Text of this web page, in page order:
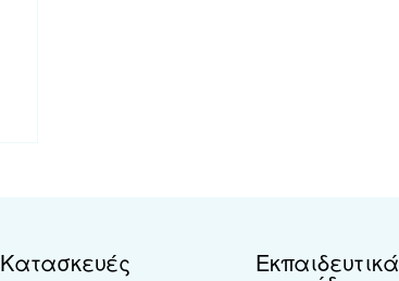
Κατασκευές Εκπαιδευτικά